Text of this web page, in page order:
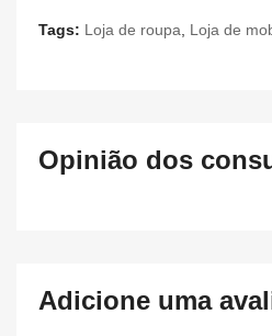
Tags: Loja de roupa Loja de
Opinião dos
Adicione uma